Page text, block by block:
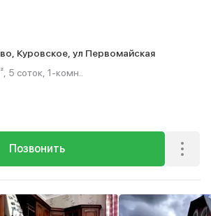
Куровское, ул Первомайская
соток, 1-комн..
Позвонить